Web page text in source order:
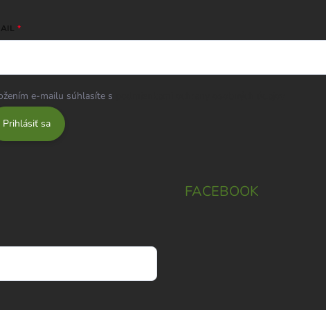
e-mailu súhlasíte s
Prihlásiť sa
FACEBOOK